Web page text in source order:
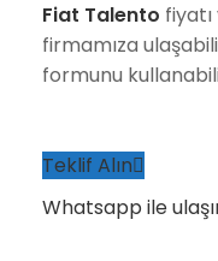
Fiat Talento
firmamıza
formunu
Teklif Alın
Whatsapp ile